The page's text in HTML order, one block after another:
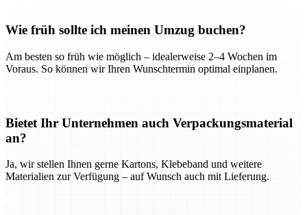
Wie früh sollte ich meinen Umzug buchen?
Am besten so früh wie möglich – idealerweise 2–4 Wochen im
Voraus. So können wir Ihren Wunschtermin optimal einplanen.
Bietet Ihr Unternehmen auch Verpackungsmaterial
an?
Ja, wir stellen Ihnen gerne Kartons, Klebeband und weitere
Materialien zur Verfügung – auf Wunsch auch mit Lieferung.